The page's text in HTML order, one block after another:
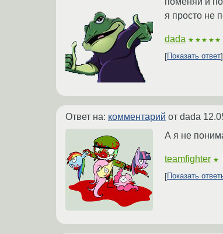
я просто не
dada ★★★★★
Показать ответ
Ответ на: комментарий от dada
А я не
teamfighter ★
Показать